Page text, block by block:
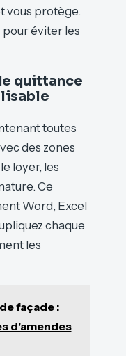
vous protège.
pour éviter les
quittance
toutes
des zones
loyer, les
Ce
Word, Excel
chaque
les
façade :
d'amendes